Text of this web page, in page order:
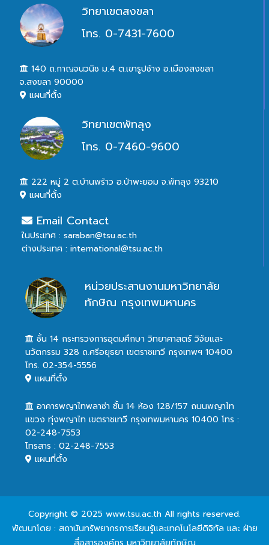
วิทยาเขตสงขลา
โทร. 0-7431-7600
140 ถ.กาญจนวนิช ม.4 ต.เขารูปช้าง อ.เมืองสงขลา
จ.สงขลา 90000
แผนที่ตั้ง
วิทยาเขตพัทลุง
โทร. 0-7460-9600
222 หมู่ 2 ต.บ้านพร้าว อ.ป่าพะยอม จ.พัทลุง 93210
แผนที่ตั้ง
Email Contact
ในประเทศ : saraban@tsu.ac.th
ต่างประเทศ : international@tsu.ac.th
หน่วยประสานงานมหาวิทยาลัย
ทักษิณ กรุงเทพมหานคร
ชั้น 14 กระทรวงการอุดมศึกษา วิทยาศาสตร์ วิจัยและ
นวัตกรรม 328 ถ.ศรีอยุธยา เขตราชเทวี กรุงเทพฯ 10400
โทร. 02-354-5556
แผนที่ตั้ง
อาคารพญาไทพลาซ่า ชั้น 14 ห้อง 128/157 ถนนพญาไท
แขวง ทุ่งพญาไท เขตราชเทวี กรุงเทพมหานคร 10400 โทร :
02-248-7553
โทรสาร : 02-248-7553
แผนที่ตั้ง
Copyright © 2025 www.tsu.ac.th All rights reserved.
พัฒนาโดย : สถาบันทรัพยากรการเรียนรู้และเทคโนโลยีดิจิทัล และ ฝ่าย